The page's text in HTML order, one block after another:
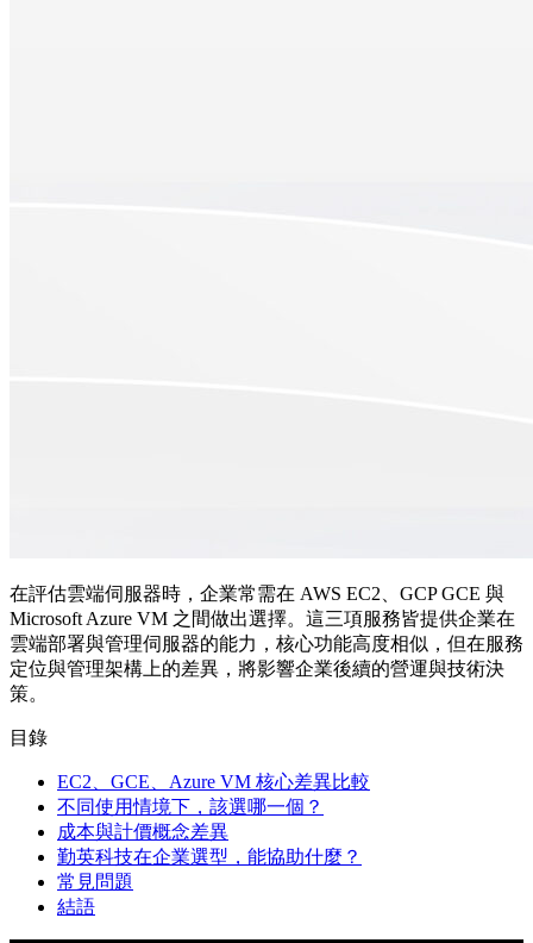
在評估雲端伺服器時，企業常需在 AWS EC2、GCP GCE 與
Microsoft Azure VM 之間做出選擇。這三項服務皆提供企業在
雲端部署與管理伺服器的能力，核心功能高度相似，但在服務
定位與管理架構上的差異，將影響企業後續的營運與技術決
策。
目錄
EC2、GCE、Azure VM 核心差異比較
不同使用情境下，該選哪一個？
成本與計價概念差異
勤英科技在企業選型，能協助什麼？
常見問題
結語